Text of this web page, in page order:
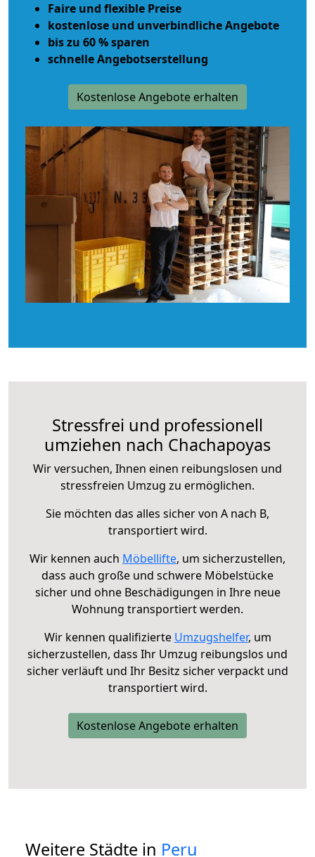
Faire und flexible Preise
kostenlose und unverbindliche Angebote
bis zu 60 % sparen
schnelle Angebotserstellung
Kostenlose Angebote erhalten
Stressfrei und professionell
umziehen nach Chachapoyas
Wir versuchen, Ihnen einen reibungslosen und
stressfreien Umzug zu ermöglichen.
Sie möchten das alles sicher von A nach B,
transportiert wird.
Wir kennen auch Möbellifte, um sicherzustellen,
dass auch große und schwere Möbelstücke
sicher und ohne Beschädigungen in Ihre neue
Wohnung transportiert werden.
Wir kennen qualifizierte Umzugshelfer, um
sicherzustellen, dass Ihr Umzug reibungslos und
sicher verläuft und Ihr Besitz sicher verpackt und
transportiert wird.
Kostenlose Angebote erhalten
Weitere Städte in Peru